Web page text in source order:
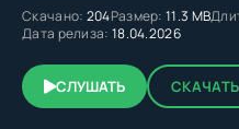
Скачано: 204Размер: 11.3 MB
Дата релиза: 18.04.2026
СЛУШАТЬ СКАЧАТЬ